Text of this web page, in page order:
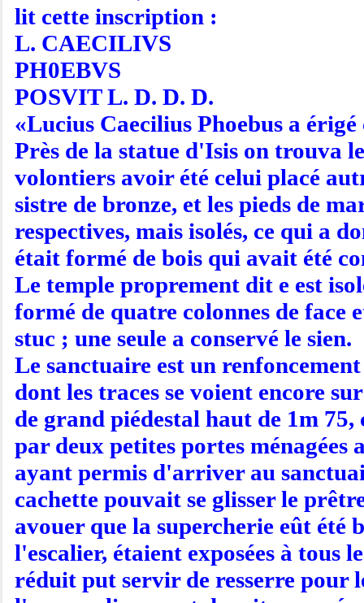
lit cette inscription :
L. CAECILIVS
PH0EBVS
POSVIT L. D. D. D.
«Lucius Caecilius Phoebus a
Près de la statue d'Isis on trouva
volontiers avoir été celui placé
sistre de bronze, et les pieds de
respectives, mais isolés, ce qui a
était formé de bois qui avait été
Le temple proprement dit e est
formé de quatre colonnes de face
stuc ; une seule a conservé le sien.
Le sanctuaire est un
dont les traces se voient encore
de grand piédestal haut de 1m
par deux petites portes
ayant permis d'arriver au
cachette pouvait se glisser le
avouer que la supercherie eût été
l'escalier, étaient exposées à tous
réduit put servir de resserre pour